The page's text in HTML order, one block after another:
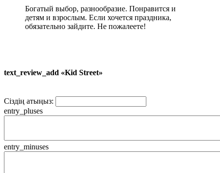
Богатый выбор, разнообразие. Понравится и
детям и взрослым. Если хочется праздника,
обязательно зайдите. Не пожалеете!
text_review_add «Kid Street»
Сіздің атыңыз:
entry_pluses
entry_minuses